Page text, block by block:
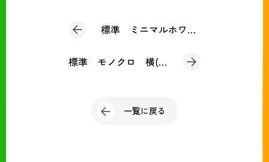
標準 ミニマルホワイト(納品書)
標準 モノクロ 横(納品書)
一覧に戻る